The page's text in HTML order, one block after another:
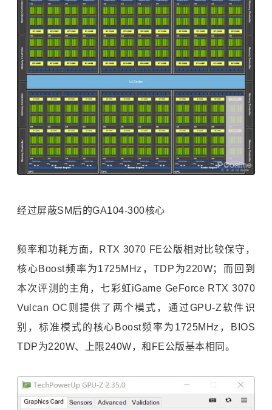
经过屏蔽SM后的GA104-300核心
频率和功耗方面，RTX 3070 FE公版相对比较保守，
核心Boost频率为1725MHz，TDP为220W；而回到
本次评测的主角，七彩虹iGame GeForce RTX 3070
Vulcan OC则提供了两个模式，通过GPU-Z软件识
别，标准模式的核心Boost频率为1725MHz，BIOS
TDP为220W、上限240W，和FE公版基本相同。